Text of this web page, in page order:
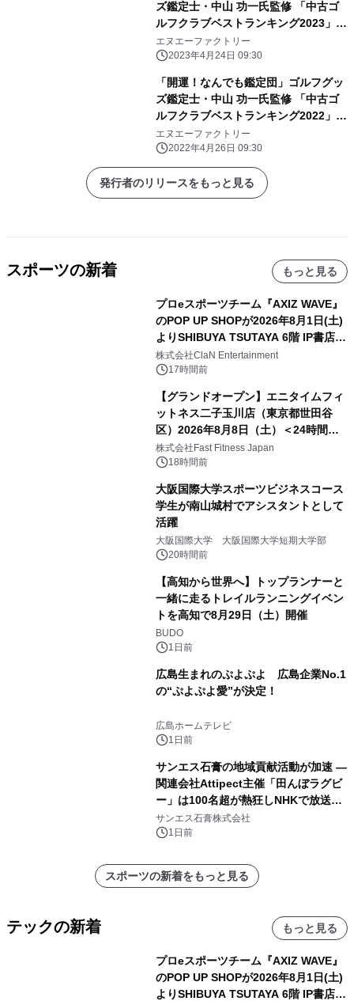
ズ鑑定士・中山 功一氏監修 「中古ゴ
ルフクラブベストランキング2023」4
月24日発売！
エヌエーファクトリー
2023年4月24日 09:30
「開運！なんでも鑑定団」ゴルフグッ
ズ鑑定士・中山 功一氏監修 「中古ゴ
ルフクラブベストランキング2022」4
月26日発売！
エヌエーファクトリー
2022年4月26日 09:30
発行者のリリースをもっと見る
スポーツの新着 もっと見る
プロeスポーツチーム『AXIZ WAVE』
のPOP UP SHOPが2026年8月1日(土)
よりSHIBUYA TSUTAYA 6階 IP書店で
開催決定！！
株式会社ClaN Entertainment
17時間前
【グランドオープン】エニタイムフィ
ットネス二子玉川店（東京都世田谷
区）2026年8月8日（土）＜24時間年
中無休のフィットネスジム＞
株式会社Fast Fitness Japan
18時間前
大阪国際大学スポーツビジネスコース
学生が南山城村でアシスタントとして
活躍
大阪国際大学 大阪国際大学短期大学部
20時間前
【高知から世界へ】トップランナーと
一緒に走るトレイルランニングイベン
トを高知で8月29日（土）開催
BUDO
1日前
広島生まれのぷよぷよ 広島企業No.1
の“ぷよぷよ愛”が決定！
広島ホームテレビ
1日前
サンエス石膏の地域貢献活動が加速 ―
関連会社Attipect主催「田んぼラグビ
ー」は100名超が熱狂しNHKで放送さ
れました。
サンエス石膏株式会社
1日前
スポーツの新着をもっと見る
テックの新着 もっと見る
プロeスポーツチーム『AXIZ WAVE』
のPOP UP SHOPが2026年8月1日(土)
よりSHIBUYA TSUTAYA 6階 IP書店で